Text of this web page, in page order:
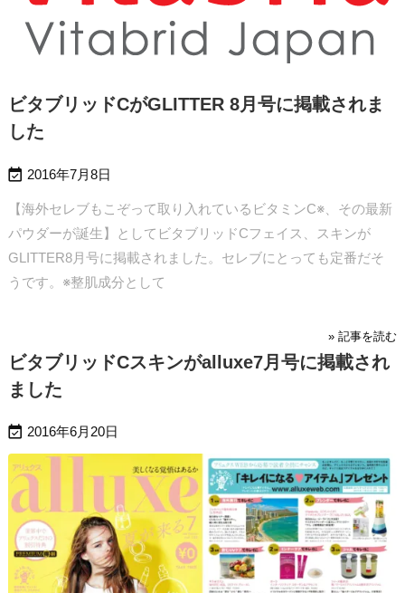
ビタブリッドCがGLITTER 8月号に掲載されま
した
 2016年7月8日
【海外セレブもこぞって取り入れているビタミンC※、その最新
パウダーが誕生】としてビタブリッドCフェイス、スキンが
GLITTER8月号に掲載されました。セレブにとっても定番だそ
うです。 ※整肌成分として
» 記事を読む
ビタブリッドCスキンがalluxe7月号に掲載され
ました
 2016年6月20日